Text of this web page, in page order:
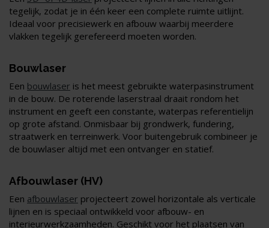
tegelijk, zodat je in één keer een complete ruimte uitlijnt.
Ideaal voor precisiewerk en afbouw waarbij meerdere
vlakken tegelijk gerefereerd moeten worden.
Bouwlaser
Een bouwlaser is het meest gebruikte waterpasinstrument
in de bouw. De roterende laserstraal draait rondom het
instrument en geeft een constante, waterpas referentielijn
op grote afstand. Onmisbaar bij grondwerk, fundering,
straatwerk en terreinwerk. Voor buitengebruik combineer je
de bouwlaser altijd met een ontvanger en statief.
Afbouwlaser (HV)
Een afbouwlaser projecteert zowel horizontale als verticale
lijnen en is speciaal ontwikkeld voor afbouw- en
interieurwerkzaamheden. Geschikt voor het plaatsen van